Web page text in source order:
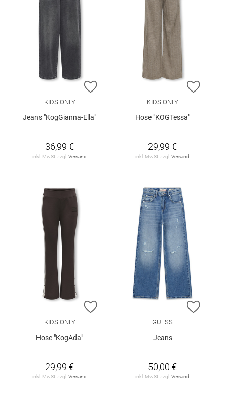
ZUR WUNSCHLISTE HINZUFÜGEN
KIDS ONLY
Jeans "KogGianna-Ella"
36,99 €
inkl. MwSt. zzgl. Versand
ZUR
KIDS ONLY
Hose "KOGTessa"
29,99 €
inkl. MwSt. zzgl. Versand
ZUR WUNSCHLISTE HINZUFÜGEN
KIDS ONLY
Hose "KogAda"
29,99 €
inkl. MwSt. zzgl. Versand
ZUR
GUESS
Jeans
50,00 €
inkl. MwSt. zzgl. Versand